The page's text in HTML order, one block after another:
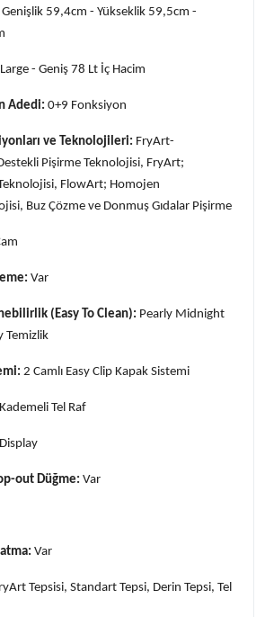
Genişlik 59,4cm - Yükseklik 59,5cm -
- Geniş 78 Lt İç Hacim
Adedi: 0+9 Fonksiyon
ve Teknolojileri: FryArt-
Pişirme Teknolojisi, FryArt;
Teknolojisi, FlowArt; Homojen
Buz Çözme ve Donmuş Gıdalar Pişirme
Var
(Easy To Clean): Pearly Midnight
Temizlik
2 Camlı Easy Clip Kapak Sistemi
Tel Raf
out Düğme: Var
Var
Tepsisi, Standart Tepsi, Derin Tepsi, Tel